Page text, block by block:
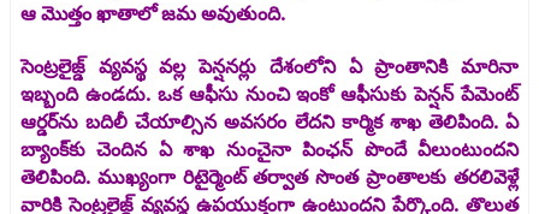
ఆ మొత్తం ఖాతాలో జమ అవుతుంది.
సెంట్రలైజ్డ్‌ వ్యవస్థ వల్ల పెన్షనర్లు దేశంలోని ఏ ప్రాంతానికి మారినా
ఇబ్బంది ఉండదు. ఒక ఆఫీసు నుంచి ఇంకో ఆఫీసుకు పెన్షన్‌ పేమెంట్‌
ఆర్డర్‌ను బదిలీ చేయాల్సిన అవసరం లేదని కార్మిక శాఖ తెలిపింది. ఏ
బ్యాంక్‌కు చెందిన ఏ శాఖ నుంచైనా పింఛన్‌ పొందే వీలుంటుందని
తెలిపింది. ముఖ్యంగా రిటైర్మెంట్‌ తర్వాత సొంత ప్రాంతాలకు తరలివెళ్లే
వారికి సెంట్రలైజ్డ్‌ వ్యవస్థ ఉపయుక్తంగా ఉంటుందని పేర్కొంది. తొలుత